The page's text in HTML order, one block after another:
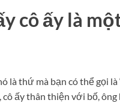
cô ấy là
là thứ mà bạn có thể gọi
cô ấy thân thiện với bố,